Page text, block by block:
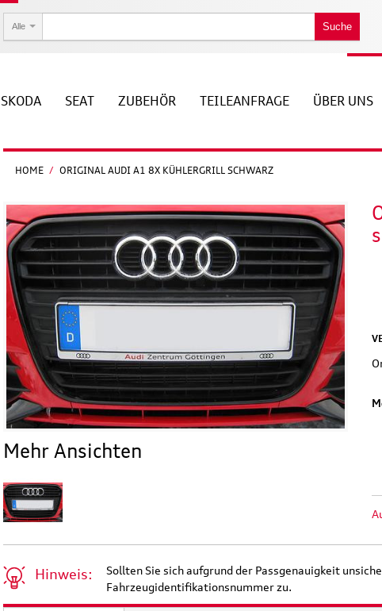
Alle Suche
SKODA SEAT ZUBEHÖR TEILEANFRAGE ÜBER UNS
HOME / ORIGINAL AUDI A1 8X KÜHLERGRILL SCHWARZ
Mehr Ansichten
Hinweis:
Sollten Sie sich aufgrund der Passgenauigkeit
Fahrzeugidentifikationsnummer zu.